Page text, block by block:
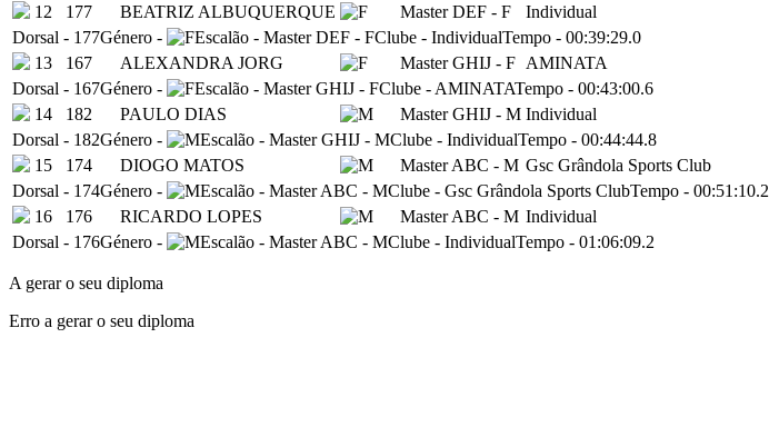
12
177 BEATRIZ ALBUQUERQUE Master DEF - F Individual
Dorsal - 177Género - Escalão - Master DEF - FClube - IndividualTempo - 00:39:29.0
13
167 ALEXANDRA JORG Master GHIJ - F AMINATA
Dorsal - 167Género - Escalão - Master GHIJ - FClube - AMINATATempo - 00:43:00.6
14
182 PAULO DIAS Master GHIJ - M Individual
Dorsal - 182Género - Escalão - Master GHIJ - MClube - IndividualTempo - 00:44:44.8
15
174 DIOGO MATOS Master ABC - M Gsc Grândola Sports Club
Dorsal - 174Género - Escalão - Master ABC - MClube - Gsc Grândola Sports ClubTempo - 00:51:10.2
16
176 RICARDO LOPES Master ABC - M Individual
Dorsal - 176Género - Escalão - Master ABC - MClube - IndividualTempo - 01:06:09.2
A gerar o seu diploma
Erro a gerar o seu diploma